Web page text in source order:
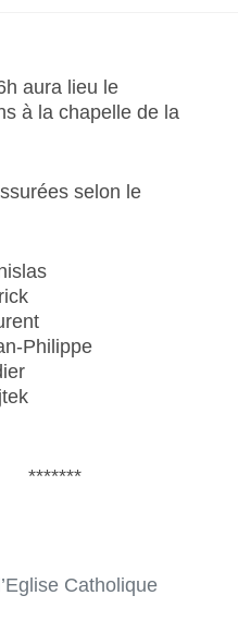
aura lieu le
à la chapelle de la
selon le
Philippe
Catholique